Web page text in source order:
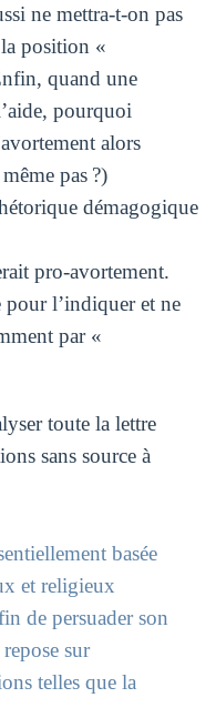
ne mettra-t-on pas
position «
quand une
pourquoi
alors
pas ?)
démagogique
pro-avortement.
pour l’indiquer et ne
par «
toute la lettre
sans source à
basée
et religieux
de persuader son
sur
telles que la